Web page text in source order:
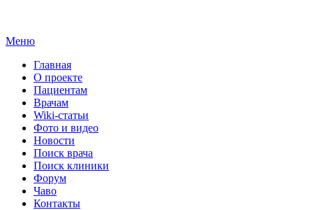
Меню
Главная
О проекте
Пациентам
Врачам
Wiki-статьи
Фото и видео
Новости
Поиск врача
Поиск клиники
Форум
Чаво
Контакты